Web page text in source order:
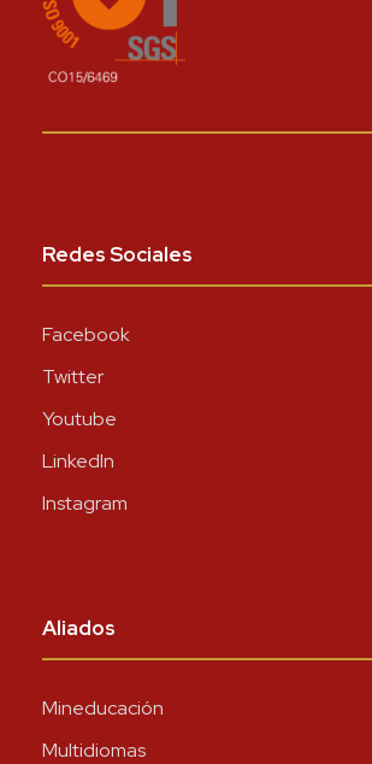
Redes Sociales
Facebook
Twitter
Youtube
LinkedIn
Instagram
Aliados
Mineducación
Multidiomas